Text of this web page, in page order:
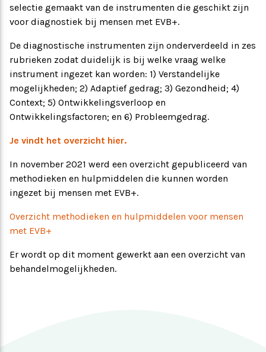
selectie gemaakt van de instrumenten die geschikt zijn
voor diagnostiek bij mensen met EVB+.
De diagnostische instrumenten zijn onderverdeeld in zes
rubrieken zodat duidelijk is bij welke vraag welke
instrument ingezet kan worden: 1) Verstandelijke
mogelijkheden; 2) Adaptief gedrag; 3) Gezondheid; 4)
Context; 5) Ontwikkelingsverloop en
Ontwikkelingsfactoren; en 6) Probleemgedrag.
Je vindt het overzicht hier.
In november 2021 werd een overzicht gepubliceerd van
methodieken en hulpmiddelen die kunnen worden
ingezet bij mensen met EVB+.
Overzicht methodieken en hulpmiddelen voor mensen
met EVB+
Er wordt op dit moment gewerkt aan een overzicht van
behandelmogelijkheden.